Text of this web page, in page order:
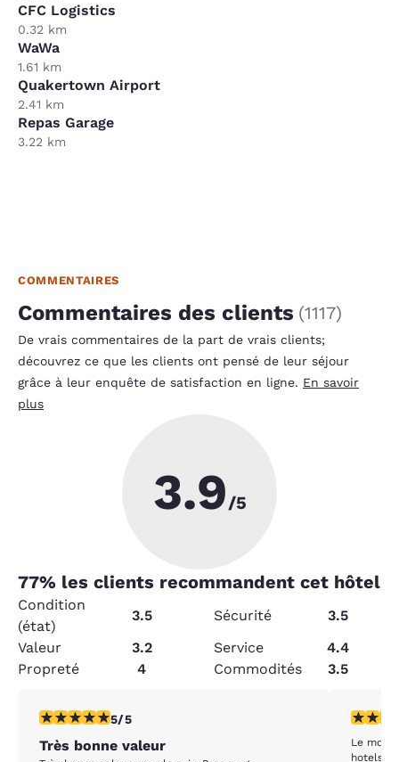
CFC Logistics
0.32 km
WaWa
1.61 km
Quakertown Airport
2.41 km
Repas Garage
3.22 km
COMMENTAIRES
Commentaires des clients (1117)
De vrais commentaires de la part de vrais clients;
découvrez ce que les clients ont pensé de leur séjour
grâce à leur enquête de satisfaction en ligne. En savoir
plus
3.9/5
77% les clients recommandent cet hôtel
Condition
(état)
3.5 Sécurité
3.5
Valeur
3.2 Service
4.4
Propreté
4 Commodités 3.5
5 étoiles. Exceptionnel. 1 commentaire
5/5
Très bonne valeur
4
Le